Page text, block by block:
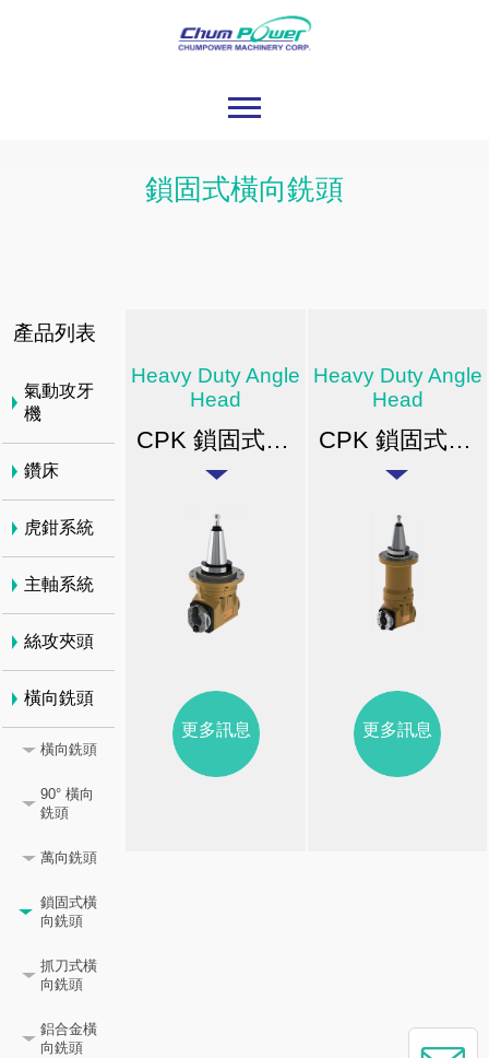
鎖固式橫向銑頭
Heavy Duty Angle
Head
CPK 鎖固式橫向銑頭
更多訊息
Heavy Duty Angle
Head
CPK 鎖固式橫向銑頭
更多訊息
產品列表
氣動攻牙
機
鑽床
虎鉗系統
主軸系統
絲攻夾頭
橫向銑頭
橫向銑頭
90° 橫向
銑頭
萬向銑頭
鎖固式橫
向銑頭
抓刀式橫
向銑頭
鋁合金橫
向銑頭